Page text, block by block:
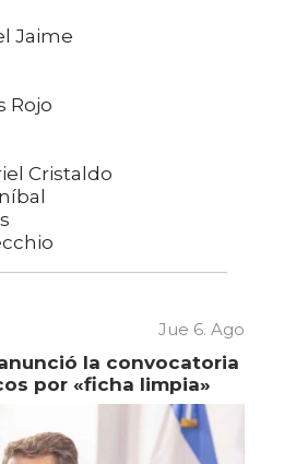
Jaime
Rojo
Cristaldo
Jue 6. Ago
la convocatoria
por «ficha limpia»